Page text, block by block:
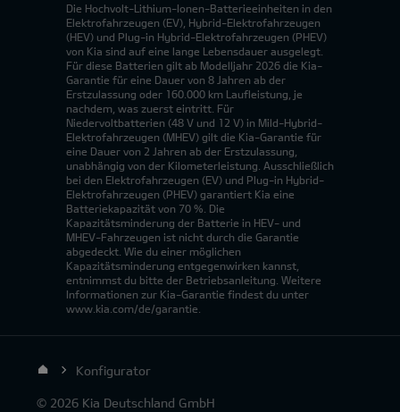
Die Hochvolt-Lithium-Ionen-Batterieeinheiten in den
Elektrofahrzeugen (EV), Hybrid-Elektrofahrzeugen
(HEV) und Plug-in Hybrid-Elektrofahrzeugen (PHEV)
von Kia sind auf eine lange Lebensdauer ausgelegt.
Für diese Batterien gilt ab Modelljahr 2026 die Kia-
Garantie für eine Dauer von 8 Jahren ab der
Erstzulassung oder 160.000 km Laufleistung, je
nachdem, was zuerst eintritt. Für
Niedervoltbatterien (48 V und 12 V) in Mild-Hybrid-
Elektrofahrzeugen (MHEV) gilt die Kia-Garantie für
eine Dauer von 2 Jahren ab der Erstzulassung,
unabhängig von der Kilometerleistung. Ausschließlich
bei den Elektrofahrzeugen (EV) und Plug-in Hybrid-
Elektrofahrzeugen (PHEV) garantiert Kia eine
Batteriekapazität von 70 %. Die
Kapazitätsminderung der Batterie in HEV- und
MHEV-Fahrzeugen ist nicht durch die Garantie
abgedeckt. Wie du einer möglichen
Kapazitätsminderung entgegenwirken kannst,
entnimmst du bitte der Betriebsanleitung. Weitere
Informationen zur Kia-Garantie findest du unter
www.kia.com/de/garantie.
Konfigurator
© 2026 Kia Deutschland GmbH